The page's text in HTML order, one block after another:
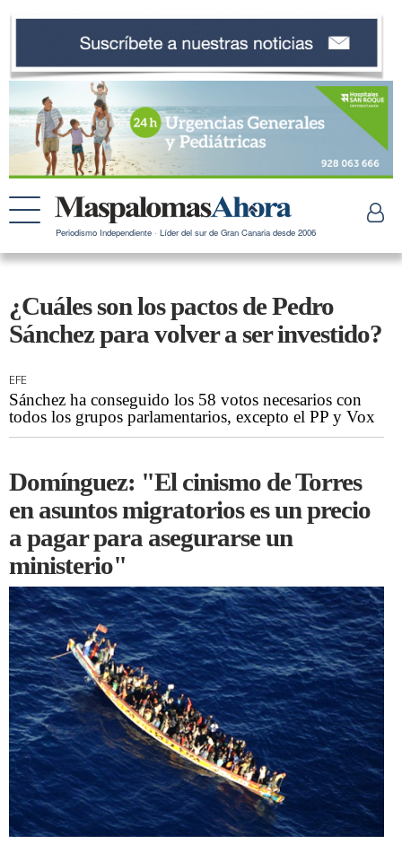
Periodismo Independiente · Líder del sur de Gran Canaria desde 2006
¿Cuáles son los pactos de Pedro
Sánchez para volver a ser investido?
EFE
Sánchez ha conseguido los 58 votos necesarios con
todos los grupos parlamentarios, excepto el PP y Vox
Domínguez: "El cinismo de Torres
en asuntos migratorios es un precio
a pagar para asegurarse un
ministerio"